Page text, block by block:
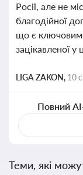
Росії, але не
благодійної
що є
зацікавленої у
LIGA ZAKON, 10
Повний
Теми, які